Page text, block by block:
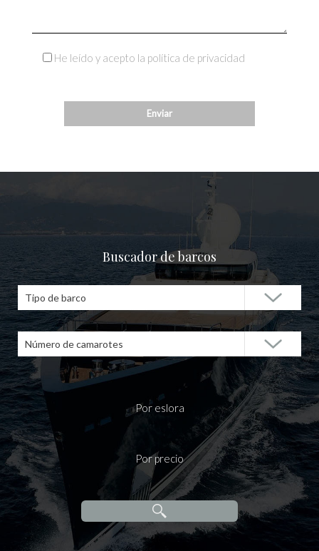
He leído y acepto la política de privacidad
Buscador de barcos
Tipo de barco
Número de camarotes
Por eslora
Por precio